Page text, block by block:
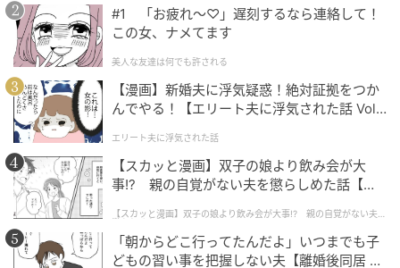
@shimaumagekijou
突然のことに、奏斗の母親は怯えるばかり。突き飛ば
されて玄関に転がった我が子に駆け寄りました。
#1 「お疲れ〜♡」遅刻するなら連絡して！
この女、ナメてます
美人な友達は何でも許される
【漫画】新婚夫に浮気疑惑！絶対証拠をつか
んでやる！【エリート夫に浮気された話 Vol.
エリート夫に浮気された話
【スカッと漫画】双子の娘より飲み会が大
事!? 親の自覚がない夫を懲らしめた話【第1
【スカッと漫画】双子の娘より飲み会が大事!? 親の自覚がない夫を
懲らしめた話
「朝からどこ行ってたんだよ」いつまでも子
どもの習い事を把握しない夫【離婚後同居 Vo